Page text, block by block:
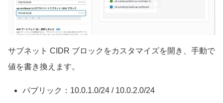
サブネット CIDR ブロックをカスタマイズを開き、手動で
値を書き換えます。
パブリック：10.0.1.0/24 / 10.0.2.0/24